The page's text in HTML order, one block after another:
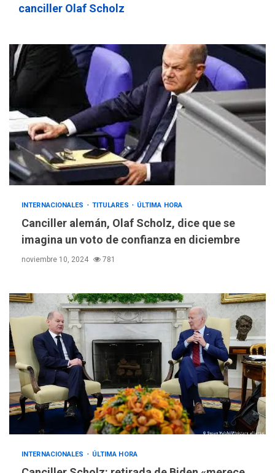
canciller Olaf Scholz
INTERNACIONALES TITULARES ÚLTIMA HORA
Canciller alemán, Olaf Scholz, dice que se
imagina un voto de confianza en diciembre
noviembre 10, 2024 781
INTERNACIONALES ÚLTIMA HORA